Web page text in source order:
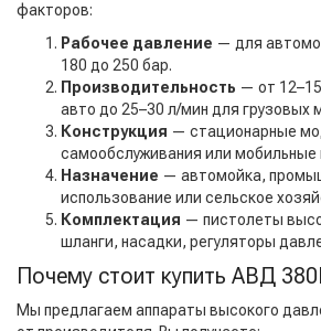
факторов:
Рабочее давление — для
180 до 250 бар.
Производительность — от
авто до 25–30 л/мин для грузовых
Конструкция — стационарные
самообслуживания или мобильные
Назначение — автомойка,
использование или сельское
Комплектация — пистолеты
шланги, насадки, регуляторы
Почему стоит купить АВД
Мы предлагаем аппараты высокого